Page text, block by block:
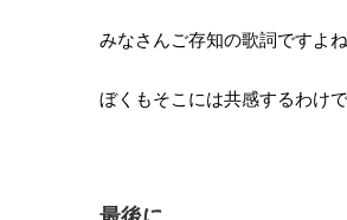
みなさんご存知の歌詞ですよ
ぼくもそこには共感するわけで